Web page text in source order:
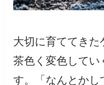
大切に育ててきた
茶色く変色してい
す。「なんとかし